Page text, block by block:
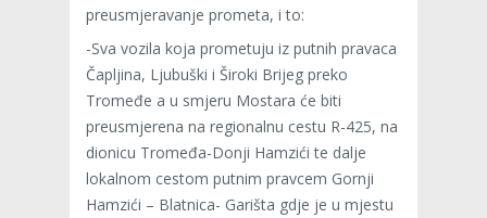
preusmjeravanje prometa, i to:
-Sva vozila koja prometuju iz putnih pravaca
Čapljina, Ljubuški i Široki Brijeg preko
Tromeđe a u smjeru Mostara će biti
preusmjerena na regionalnu cestu R-425, na
dionicu Tromeđa-Donji Hamzići te dalje
lokalnom cestom putnim pravcem Gornji
Hamzići – Blatnica- Garišta gdje je u mjestu